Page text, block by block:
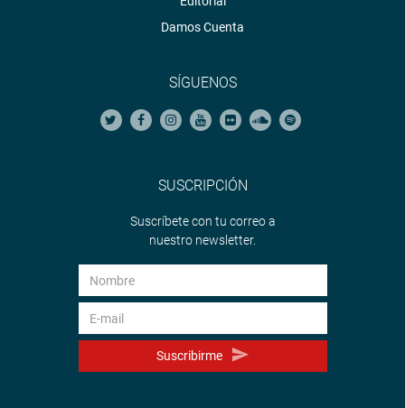
Damos Cuenta
SÍGUENOS
SUSCRIPCIÓN
Suscríbete con tu correo a
nuestro newsletter.
Suscribirme